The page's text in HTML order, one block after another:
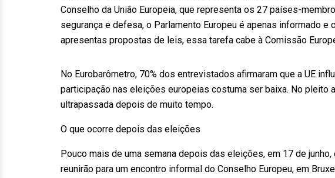
Conselho da União Europeia, que representa os 27 países-
segurança e defesa, o Parlamento Europeu é apenas informado e
apresentas propostas de leis, essa tarefa cabe à Comissão
No Eurobarômetro, 70% dos entrevistados afirmaram que a UE
participação nas eleições europeias costuma ser baixa. No pleito
ultrapassada depois de muito tempo.
O que ocorre depois das eleições
Pouco mais de uma semana depois das eleições, em 17 de
reunirão para um encontro informal do Conselho Europeu, em